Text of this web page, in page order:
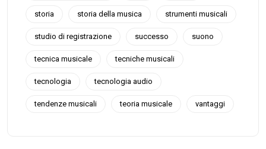
storia storia della musica strumenti musicali
studio di registrazione successo suono
tecnica musicale tecniche musicali
tecnologia tecnologia audio
tendenze musicali teoria musicale vantaggi